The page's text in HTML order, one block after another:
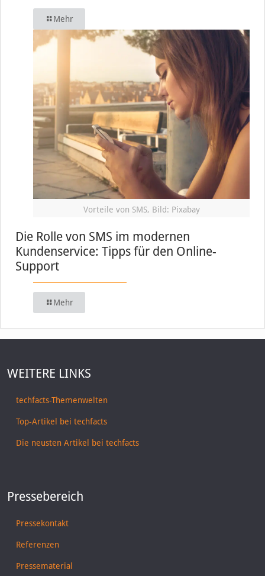
Mehr
Vorteile von SMS, Bild: Pixabay
Die Rolle von SMS im modernen
Kundenservice: Tipps für den Online-
Support
Mehr
WEITERE LINKS
techfacts-Themenwelten
Top-Artikel bei techfacts
Die neusten Artikel bei techfacts
Pressebereich
Pressekontakt
Referenzen
Pressematerial